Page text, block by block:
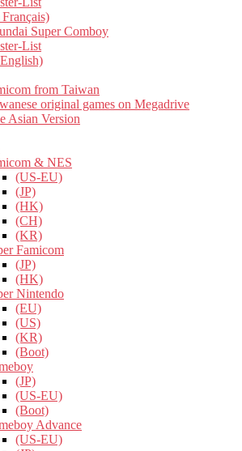
Super Comboy
List
from Taiwan
original games on Megadrive
Asian Version
& NES
(US-EU)
(JP)
(HK)
(CH)
(KR)
Famicom
(JP)
(HK)
Nintendo
(EU)
(US)
(KR)
(Boot)
(JP)
(US-EU)
(Boot)
Advance
(US-EU)